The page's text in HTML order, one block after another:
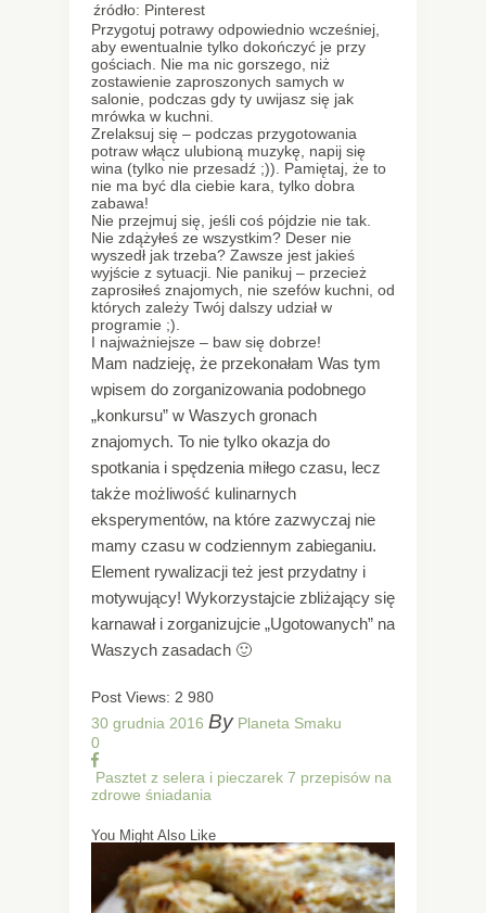
źródło: Pinterest
Przygotuj potrawy odpowiednio wcześniej,
aby ewentualnie tylko dokończyć je przy
gościach. Nie ma nic gorszego, niż
zostawienie zaproszonych samych w
salonie, podczas gdy ty uwijasz się jak
mrówka w kuchni.
Zrelaksuj się – podczas przygotowania
potraw włącz ulubioną muzykę, napij się
wina (tylko nie przesadź ;)). Pamiętaj, że to
nie ma być dla ciebie kara, tylko dobra
zabawa!
Nie przejmuj się, jeśli coś pójdzie nie tak.
Nie zdążyłeś ze wszystkim? Deser nie
wyszedł jak trzeba? Zawsze jest jakieś
wyjście z sytuacji. Nie panikuj – przecież
zaprosiłeś znajomych, nie szefów kuchni, od
których zależy Twój dalszy udział w
programie ;).
I najważniejsze – baw się dobrze!
Mam nadzieję, że przekonałam Was tym
wpisem do zorganizowania podobnego
„konkursu” w Waszych gronach
znajomych. To nie tylko okazja do
spotkania i spędzenia miłego czasu, lecz
także możliwość kulinarnych
eksperymentów, na które zazwyczaj nie
mamy czasu w codziennym zabieganiu.
Element rywalizacji też jest przydatny i
motywujący! Wykorzystajcie zbliżający się
karnawał i zorganizujcie „Ugotowanych” na
Waszych zasadach 🙂
Post Views: 2 980
30 grudnia 2016 By Planeta Smaku
0
Pasztet z selera i pieczarek 7 przepisów na
zdrowe śniadania
You Might Also Like